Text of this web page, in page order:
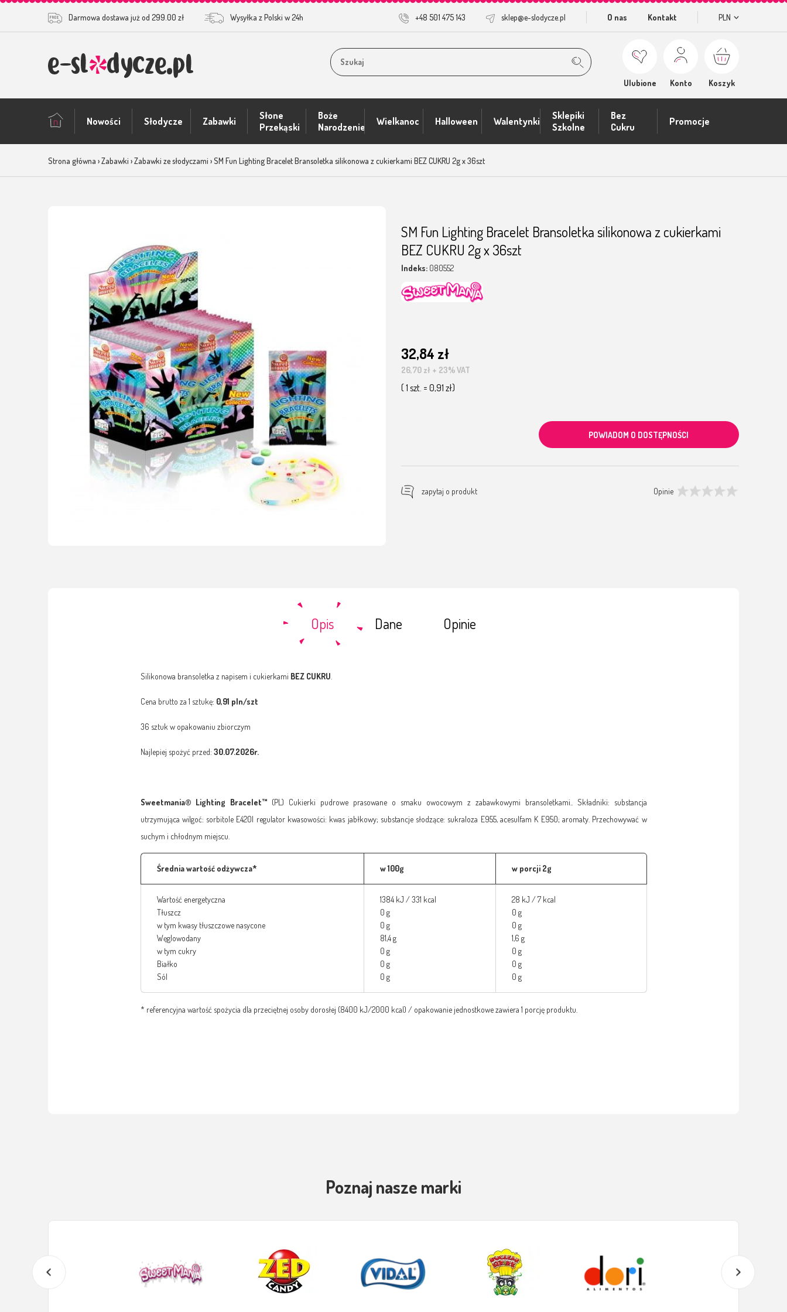
Darmowa dostawa już od 299.00 zł Wysyłka z Polski w 24h +48 501 475 143 sklep@e-slodycze.pl O nas Kontakt PLN
Koszyk
Konto
Ulubione
Nowości Słodycze Zabawki
Słone
Przekąski
Boże
Narodzenie
Wielkanoc Halloween Walentynki
Sklepiki
Szkolne
Bez
Cukru
Promocje
Strona główna ›Zabawki ›Zabawki ze słodyczami ›SM Fun Lighting Bracelet Bransoletka silikonowa z cukierkami BEZ CUKRU 2g x 36szt
SM Fun Lighting Bracelet Bransoletka silikonowa z cukierkami
BEZ CUKRU 2g x 36szt
Indeks: 080552
32,84 zł
26,70 zł + 23% VAT
( 1 szt. = 0,91 zł)
POWIADOM O DOSTĘPNOŚCI
zapytaj o produkt Opinie
Opis Dane Opinie
Silikonowa bransoletka z napisem i cukierkami BEZ CUKRU
Cena brutto za 1 sztukę: 0,91 pln/szt
36 sztuk w opakowaniu zbiorczym
Najlepiej spożyć przed: 30.07.2026r.
Sweetmania® Lighting Bracelet™ (PL) Cukierki pudrowe prasowane o smaku owocowym z zabawkowymi bransoletkami.. Składniki: substancja
utrzymująca wilgoć: sorbitole E420l regulator kwasowości: kwas jabłkowy; substancje słodzące: sukraloza E955, acesulfam K E950; aromaty. Przechowywać w
suchym i chłodnym miejscu.
Średnia wartość odżywcza* w 100g w porcji 2g
Wartość energetyczna
Tłuszcz
w tym kwasy tłuszczowe nasycone
Węglowodany
w tym cukry
Białko
Sól
1384 kJ / 331 kcal
0 g
0 g
81,4 g
0 g
0 g
0 g
28 kJ / 7 kcal
0 g
0 g
1,6 g
0 g
0 g
0 g
* referencyjna wartość spożycia dla przeciętnej osoby dorosłej (8400 kJ/2000 kcal) / opakowanie jednostkowe zawiera 1 porcję produktu.
Poznaj nasze marki